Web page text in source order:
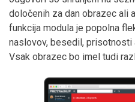
določenih za dan obrazec ali
funkcija modula je popolna
naslovov, besedil, prisotnosti
Vsak obrazec bo imel tudi